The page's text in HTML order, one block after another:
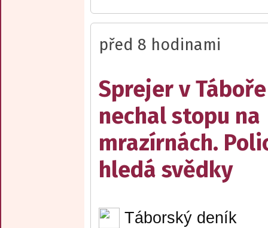
před 8 hodinami
Sprejer v Táboře
nechal stopu na
mrazírnách.
hledá svědky
Táborský deník